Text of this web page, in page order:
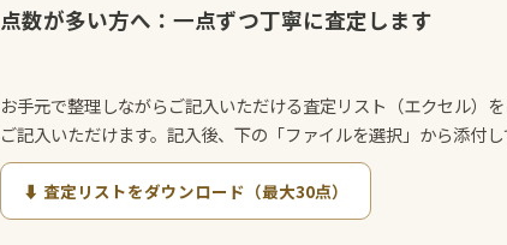
点数が多い方へ：一点ずつ丁寧に査定します
お手元で整理しながらご記入いただける査定リスト（エクセル）
ご記入いただけます。記入後、下の「ファイルを選択」から添付し
⬇ 査定リストをダウンロード（最大30点）